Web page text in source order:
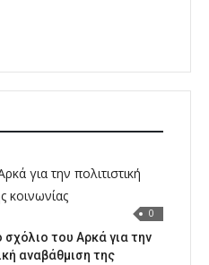
0
του Αρκά για την
αναβάθμιση της